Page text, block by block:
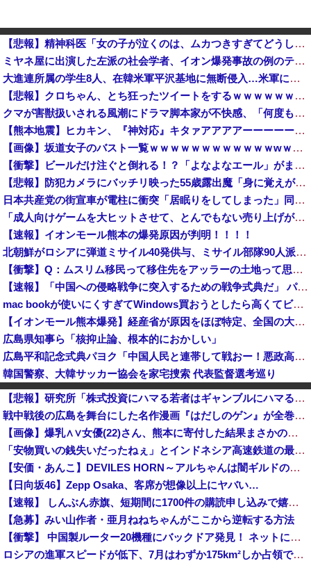
【悲報】精神科医「女の子が泣くのは、ムカつきすぎてどうしていいのか分からなくなるから」
ミヤネ屋に出演した左派の社会学者、イオン爆発事故の例のテナントに理解を示して……他
大進連所属の学生8人、在韓米軍平沢基地に無断侵入…米軍により身柄拘束！
【悲報】クロちゃん、とち狂ったツイートをするｗｗｗｗｗｗｗｗｗｗｗ
クマが害獣扱いされる風潮にドラマ脚本家が不快感、「何度もクマに会ったことがあるけど全然怖くなかった」と主張しており……
【熊本地震】ヒカキン、『神対応』キタァアアアアーーーーーーー！！
【画像】坂道女子のバスト一覧ｗｗｗｗｗｗｗｗｗｗｗｗwｗｗｗｗ
【衝撃】ビールだけ注ぐと倒れる！？「よなよなエール」がまさかのU字グラスを発売ｗｗｗ
【悲報】防犯カメラにバッチリ映った55歳露出魔「身に覚えがありません」と容疑を否認。どう言い訳する気だこれ
日本共産党の街宣車が電柱に衝突「居眠りをしてしまった」同乗していた県議を含め男女3人重傷 - 長野県駒ケ根市 [8/6]
「成人向けゲームを大ヒットさせて、とんでもない売り上げが入ったぞー！」→最悪すぎる結果になり、「売り上げ0円だけど、多額の税金を払え」という状況...
【速報】イオンモール熊本の爆発原因が判明！！！！
北朝鮮がロシアに弾道ミサイル40発供与、ミサイル部隊90人派遣開始…さらに80発見通し！
【衝撃】Q：ムスリム移民って移住先をアッラーの土地って思ってるの？ → 衝撃の回答がコチラ → ｗｗｗｗｗｗｗｗｗｗｗｗｗｗ
【速報】「中国への侵略戦争に突入するための戦争式典だ」 パヨクが広島の平和記念式典に反対する理由が判明
mac bookが使いにくすぎてWindows買おうとしたら高くてビビったwwwwww
【イオンモール熊本爆発】経産省が原因をほぼ特定、全国の大規模施設でガス供給設備の点検要請にまで発展する事態に・・・【PICKUP】
広島県知事ら「核抑止論、根本的におかしい」
広島平和記念式典パヨク「中国人民と連帯して戦おー！悪政高市を打倒するぞー！」
韓国警察、大韓サッカー協会を家宅捜索 代表監督選考巡り
【悲報】へずまりゅう氏、熊本震災ボランティアで熱中症疑い「水風呂に入っても体内が熱く感じる…」 → 野口健さん「休養日を設けた方がいい！」
【悲報】研究所「株式投資にハマる若者はギャンブルにハマる若者と同じ傾向がある」
戦中戦後の広島を舞台にした名作漫画『はだしのゲン』が全巻50％オフで買える激安セール開催！！このチャンスを見逃すな！！
【画像】爆乳∧∨女優(22)さん、熊本に寄付した結果まさかの事態に・・・・・・
「安物買いの銭失いだったねぇ」とインドネシア高速鉄道の最終処分に日本側騒然、国家予算は使わないというと何が財源なんだ？
【安価・あんこ】DEVILES HORN～アルちゃんは闇ギルドの魔導士のようです～【FAIRYTAIL】 【QUEST80 黒い鍵】
【日向坂46】Zepp Osaka、客席が想像以上にヤバい…
【速報】 しんぶん赤旗、短期間に1700件の購読申し込みで嬉し泣き→「うそでーす」虚偽申し込みと判明→ 共産党が刑事告訴「厳重な処罰を求める」
【急募】みい山作者・亜月ねねちゃんがここから逆転する方法
【衝撃】 中国製ルーター20機種にバックドア発見！ ネットに繋ぐだけで35秒ごとに中国のサーバーと通信
ロシアの進軍スピードが低下、7月はわずか175km²しか占領できず！